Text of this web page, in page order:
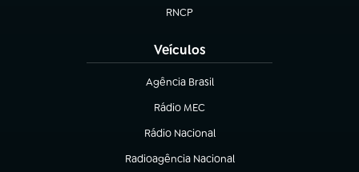
RNCP
(abre em nova aba)
Veículos
Agência Brasil
(abre em nova aba)
Rádio MEC
(abre em nova aba)
Rádio Nacional
Radioagência Nacional
(abre em nova aba)